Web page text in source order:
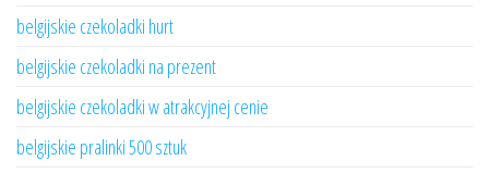
belgijskie czekoladki hurt
belgijskie czekoladki na prezent
belgijskie czekoladki w atrakcyjnej cenie
belgijskie pralinki 500 sztuk